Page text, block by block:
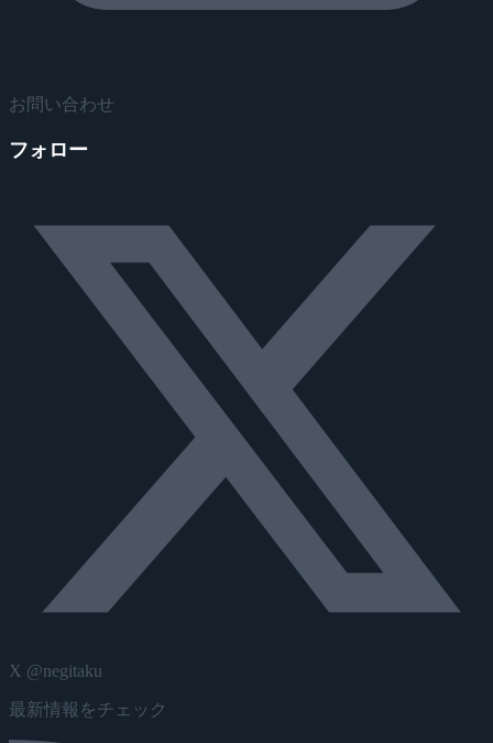
お問い合わせ
フォロー
X @negitaku
最新情報をチェック